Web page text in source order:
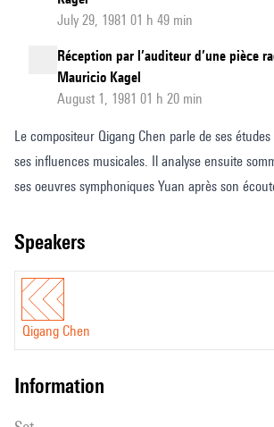
July 29, 1981 01 h 49 min
Réception par l’auditeur d’une pièce
Mauricio Kagel
August 1, 1981 01 h 20 min
Le compositeur Qigang Chen parle de ses études avec Messiaen, de
ses influences musicales. Il analyse ensuite
ses oeuvres symphoniques Yuan après son
speakers
Qigang Chen
information